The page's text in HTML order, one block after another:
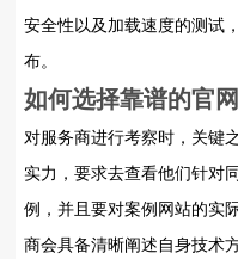
安全性以及加载速度的测试
布。
如何选择靠谱的官
对服务商进行考察时，关键
实力，要求去查看他们针对
例，并且要对案例网站的实
商会具备清晰阐述自身技术